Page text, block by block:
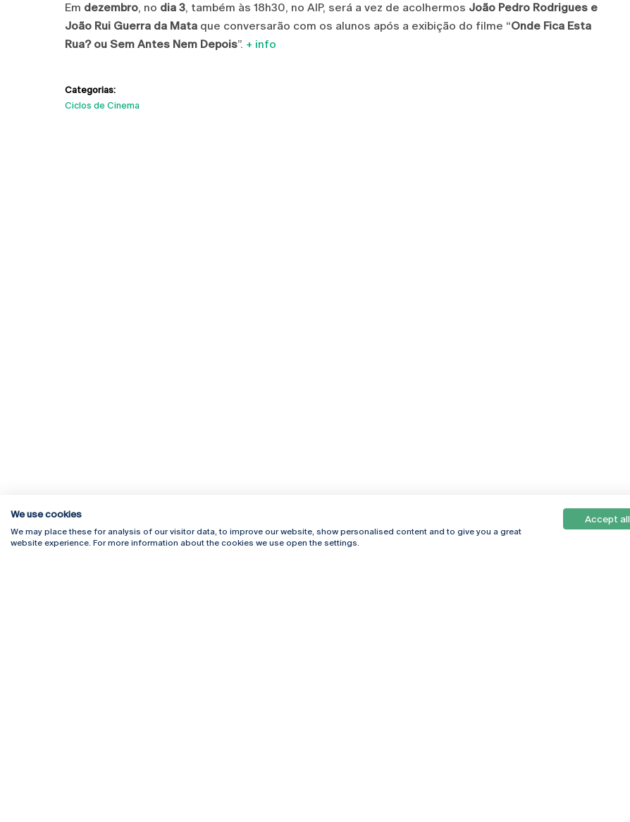
Em dezembro, no dia 3, também às 18h30, no AIP, será a vez de acolhermos João Pedro Rodrigues e
João Rui Guerra da Mata que conversarão com os alunos após a exibição do filme “Onde Fica Esta
Rua? ou Sem Antes Nem Depois”. + info
Categorias:
Ciclos de Cinema
Rua Diogo Botelho 1327
Campus Online
We use cookies
We may place these for analysis of our visitor data, to improve our website, show personalised content and to give you a great
website experience. For more information about the cookies we use open the settings.
Accept all